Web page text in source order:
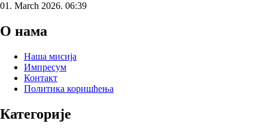
01. March 2026. 06:39
О нама
Наша мисија
Импресум
Контакт
Политика коришћења
Категорије